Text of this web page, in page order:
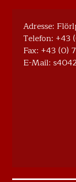
Adresse:
Telefon: +43
Fax: +43 (0)
E-Mail: